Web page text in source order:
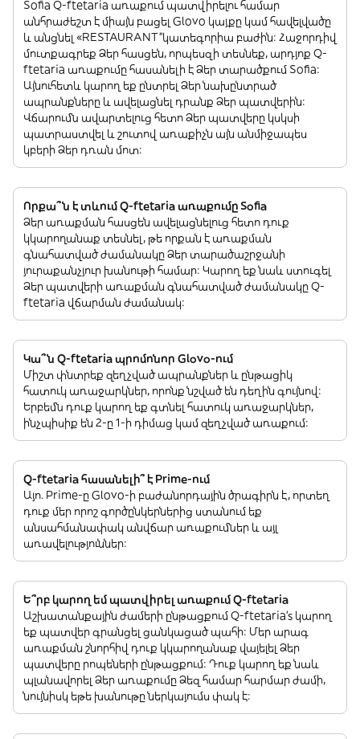
Sofia Q-ftetaria առաքում պատվիրելու համար
անհրաժեշտ է միայն բացել Glovo կայքը կամ հավելվածը
և անցնել «RESTAURANT”կատեգորիա բաժին: Հաջորդիվ
մուտքագրեք Ձեր հասցեն, որպեսզի տեսնեք, արդյոք Q-
ftetaria առաքումը հասանելի է Ձեր տարածքում Sofia:
Այնուհետև կարող եք ընտրել Ձեր նախընտրած
ապրանքները և ավելացնել դրանք Ձեր պատվերին:
Վճարումն ավարտելուց հետո Ձեր պատվերը կսկսի
պատրաստվել և շուտով առաքիչն այն անմիջապես
կբերի Ձեր դռան մոտ:
Որքա՞ն է տևում Q-ftetaria առաքումը Sofia
Ձեր առաքման հասցեն ավելացնելուց հետո դուք
կկարողանաք տեսնել, թե որքան է առաքման
գնահատված ժամանակը Ձեր տարածաշրջանի
յուրաքանչյուր խանութի համար: Կարող եք նաև ստուգել
Ձեր պատվերի առաքման գնահատված ժամանակը Q-
ftetaria վճարման ժամանակ:
Կա՞ն Q-ftetaria պրոմոնոր Glovo-ում
Միշտ փնտրեք զեղչված ապրանքներ և ընթացիկ
հատուկ առաջարկներ, որոնք նշված են դեղին գույնով:
Երբեմն դուք կարող եք գտնել հատուկ առաջարկներ,
ինչպիսիք են 2-ը 1-ի դիմաց կամ զեղչված առաքում:
Q-ftetaria հասանելի՞ է Prime-ում
Այո. Prime-ը Glovo-ի բաժանորդային ծրագիրն է, որտեղ
դուք մեր որոշ գործընկերներից ստանում եք
անսահմանափակ անվճար առաքումներ և այլ
առավելություններ:
Ե՞րբ կարող եմ պատվիրել առաքում Q-ftetaria
Աշխատանքային ժամերի ընթացքում Q-ftetaria’s կարող
եք պատվեր գրանցել ցանկացած պահի: Մեր արագ
առաքման շնորհիվ դուք կկարողանաք վայելել Ձեր
պատվերը րոպեների ընթացքում: Դուք կարող եք նաև
պլանավորել Ձեր առաքումը Ձեզ համար հարմար ժամի,
նույնիսկ եթե խանութը ներկայումս փակ է: